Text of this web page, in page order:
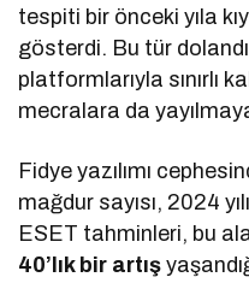
tespiti bir önceki yıla
gösterdi. Bu tür
platformlarıyla sınırlı
mecralara da
Fidye yazılımı
mağdur sayısı, 2024
ESET tahminleri, bu
40’lık bir artış